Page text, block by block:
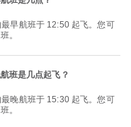
。
班是几点起飞？
。